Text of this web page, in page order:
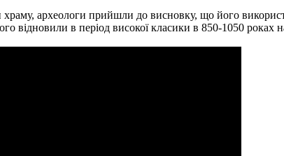
археологи прийшли до висновку, що його
відновили в період високої класики в 850-1050 роках